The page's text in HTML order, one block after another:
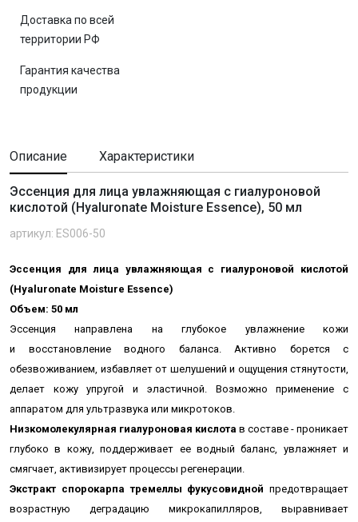
Доставка по всей
территории РФ
Гарантия качества
продукции
Описание Характеристики
Эссенция для лица увлажняющая с гиалуроновой
кислотой (Hyaluronate Moisture Essence), 50 мл
артикул: ES006-50
Эссенция для лица увлажняющая с гиалуроновой кислотой
(Hyaluronate Moisture Essence)
Объем: 50 мл
Эссенция направлена на глубокое увлажнение кожи
и восстановление водного баланса. Активно борется с
обезвоживанием, избавляет от шелушений и ощущения стянутости,
делает кожу упругой и эластичной. Возможно применение с
аппаратом для ультразвука или микротоков.
Низкомолекулярная гиалуроновая кислота в составе - проникает
глубоко в кожу, поддерживает ее водный баланс, увлажняет и
смягчает, активизирует процессы регенерации.
Экстракт спорокарпа тремеллы фукусовидной предотвращает
возрастную деградацию микрокапилляров, выравнивает